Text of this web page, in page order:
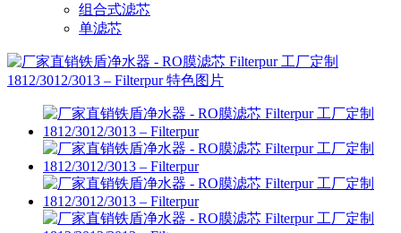
组合式滤芯
单滤芯